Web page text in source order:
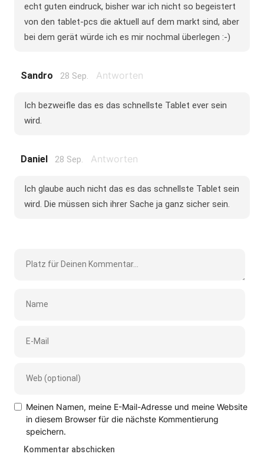
echt guten eindruck, bisher war ich nicht so begeistert
von den tablet-pcs die aktuell auf dem markt sind, aber
bei dem gerät würde ich es mir nochmal überlegen :-)
Sandro 28 Sep. Antworten
Ich bezweifle das es das schnellste Tablet ever sein
wird.
Daniel 28 Sep. Antworten
Ich glaube auch nicht das es das schnellste Tablet sein
wird. Die müssen sich ihrer Sache ja ganz sicher sein.
Meinen Namen, meine E-Mail-Adresse und meine Website
in diesem Browser für die nächste Kommentierung
speichern.